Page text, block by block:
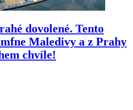
dovolené. Tento
Maledivy a z Prahy
chvíle!